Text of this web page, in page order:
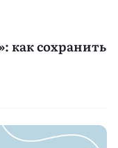
как сохранить